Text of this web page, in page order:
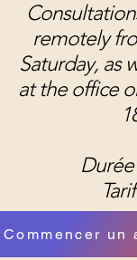
remotely
Saturday, as
at the office
Commencer un